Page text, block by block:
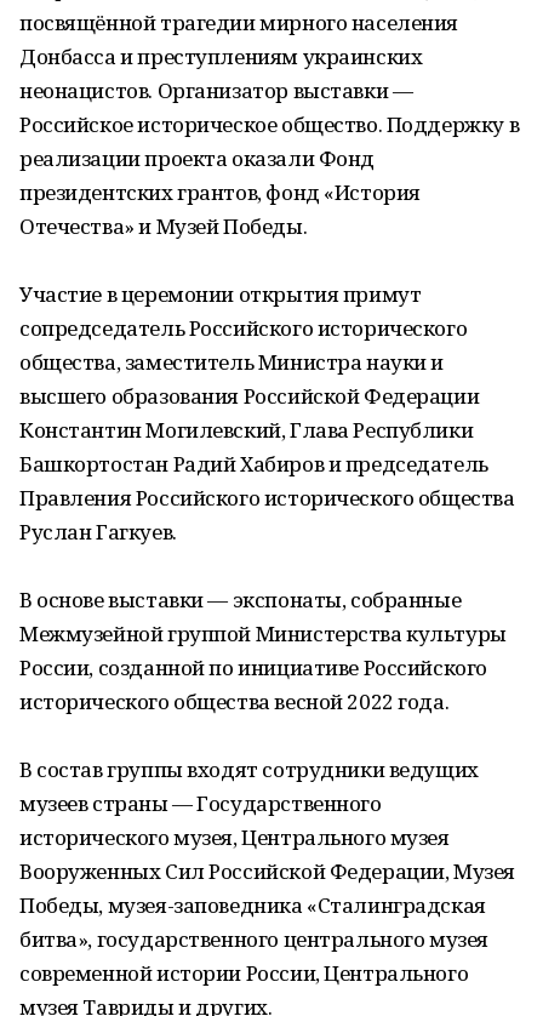
посвящённой трагедии мирного населения
Донбасса и преступлениям украинских
неонацистов. Организатор выставки —
Российское историческое общество. Поддержку в
реализации проекта оказали Фонд
президентских грантов, фонд «История
Отечества» и Музей Победы.
Участие в церемонии открытия примут
сопредседатель Российского исторического
общества, заместитель Министра науки и
высшего образования Российской Федерации
Константин Могилевский, Глава Республики
Башкортостан Радий Хабиров и председатель
Правления Российского исторического общества
Руслан Гагкуев.
В основе выставки — экспонаты, собранные
Межмузейной группой Министерства культуры
России, созданной по инициативе Российского
исторического общества весной 2022 года.
В состав группы входят сотрудники ведущих
музеев страны — Государственного
исторического музея, Центрального музея
Вооруженных Сил Российской Федерации, Музея
Победы, музея-заповедника «Сталинградская
битва», государственного центрального музея
современной истории России, Центрального
музея Тавриды и других.